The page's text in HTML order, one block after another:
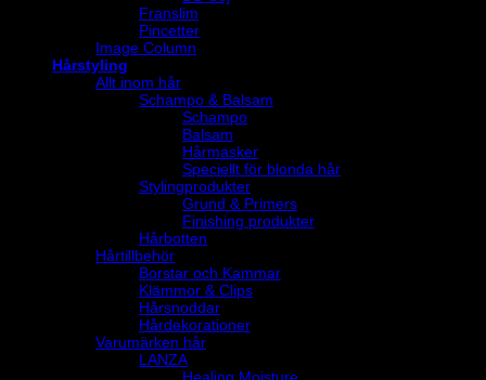
Franslim
Pincetter
Image Column
Hårstyling
Allt inom hår
Schampo & Balsam
Schampo
Balsam
Hårmasker
Speciellt för blonda hår
Stylingprodukter
Grund & Primers
Finishing produkter
Hårbotten
Hårtillbehör
Borstar och Kammar
Klämmor & Clips
Hårsnoddar
Hårdekorationer
Varumärken hår
LANZA